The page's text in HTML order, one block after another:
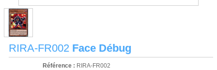
RIRA-FR002 Face Débug
Référence : RIRA-FR002